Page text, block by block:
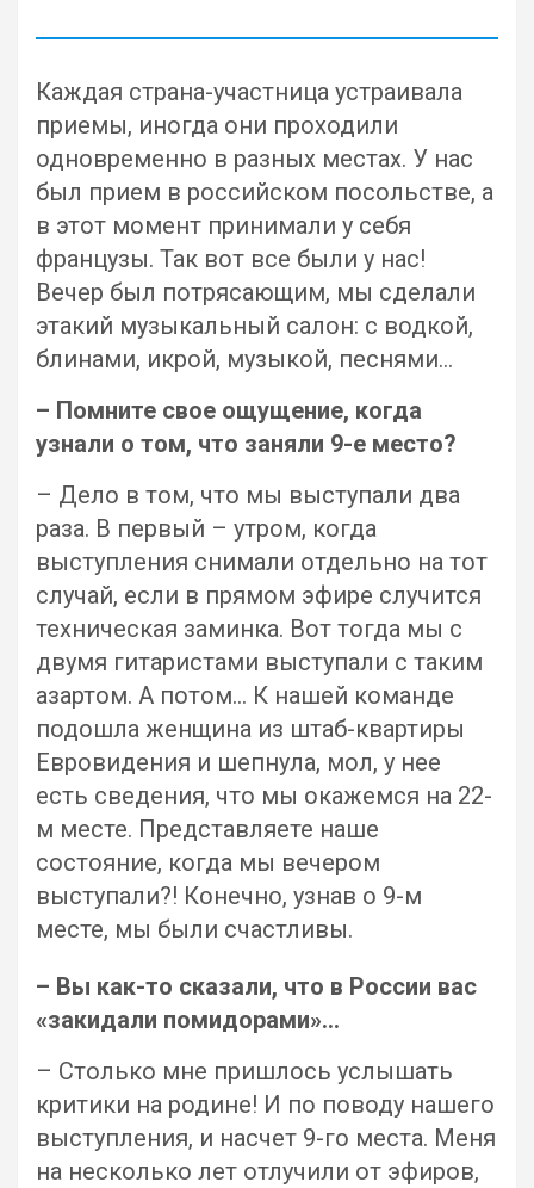
Каждая страна-участница устраивала
приемы, иногда они проходили
одновременно в разных местах. У нас
был прием в российском посольстве, а
в этот момент принимали у себя
французы. Так вот все были у нас!
Вечер был потрясающим, мы сделали
этакий музыкальный салон: с водкой,
блинами, икрой, музыкой, песнями…
– Помните свое ощущение, когда
узнали о том, что заняли 9-е место?
– Дело в том, что мы выступали два
раза. В первый – утром, когда
выступления снимали отдельно на тот
случай, если в прямом эфире случится
техническая заминка. Вот тогда мы с
двумя гитаристами выступали с таким
азартом. А потом… К нашей команде
подошла женщина из штаб-квартиры
Евровидения и шепнула, мол, у нее
есть сведения, что мы окажемся на 22-
м месте. Представляете наше
состояние, когда мы вечером
выступали?! Конечно, узнав о 9-м
месте, мы были счастливы.
– Вы как-то сказали, что в России вас
«закидали помидорами»…
– Столько мне пришлось услышать
критики на родине! И по поводу нашего
выступления, и насчет 9-го места. Меня
на несколько лет отлучили от эфиров,